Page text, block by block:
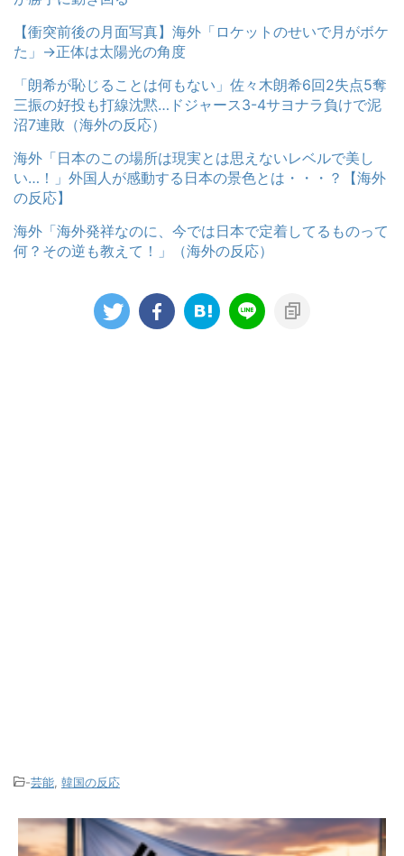
【衝突前後の月面写真】海外「ロケットのせいで月がボケ
た」→正体は太陽光の角度
「朗希が恥じることは何もない」佐々木朗希6回2失点5奪
三振の好投も打線沈黙…ドジャース3-4サヨナラ負けで泥
沼7連敗（海外の反応）
海外「日本のこの場所は現実とは思えないレベルで美し
い…！」外国人が感動する日本の景色とは・・・？【海外
の反応】
海外「海外発祥なのに、今では日本で定着してるものって
何？その逆も教えて！」（海外の反応）
-芸能 韓国の反応